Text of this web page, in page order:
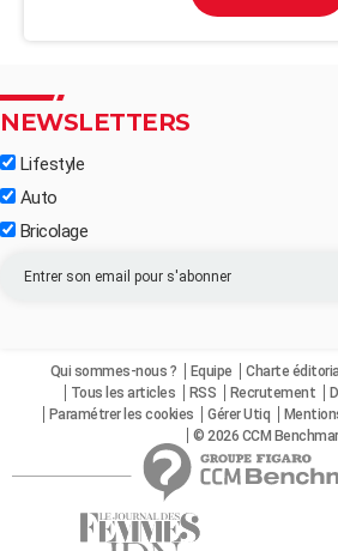
NEWSLETTERS
Lifestyle
Auto
Bricolage
Qui sommes-nous ? Equipe Charte
Tous les articles
RSS Recrutement
Paramétrer les cookies
Gérer Utiq
© 2026 CCM